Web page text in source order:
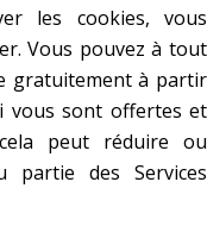
les cookies, vous
Vous pouvez à tout
gratuitement à partir
vous sont offertes et
peut réduire ou
partie des Services